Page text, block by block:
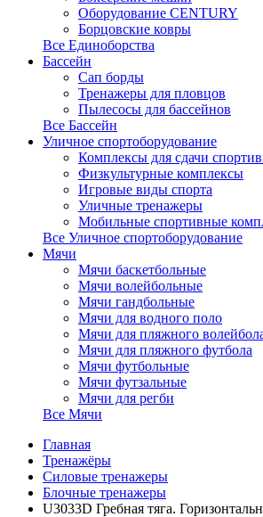
Оборудование CENTURY
Борцовские ковры
Все Единоборства
Бассейн
Сап борды
Тренажеры для пловцов
Пылесосы для бассейнов
Все Бассейн
Уличное спортоборудование
Комплексы для сдачи
Физкультурные комплексы
Игровые виды спорта
Уличные тренажеры
Мобильные спортивные
Все Уличное спортоборудование
Мячи
Мячи баскетбольные
Мячи волейбольные
Мячи гандбольные
Мячи для водного поло
Мячи для пляжного
Мячи для пляжного футбола
Мячи футбольные
Мячи футзальные
Мячи для регби
Все Мячи
Главная
Тренажёры
Силовые тренажеры
Блочные тренажеры
U3033D Гребная тяга.